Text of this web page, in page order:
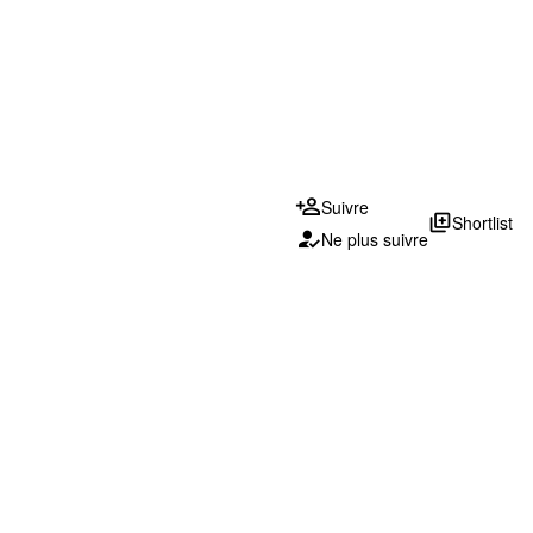
Suivre
Ne plus suivre
library_addShortlist